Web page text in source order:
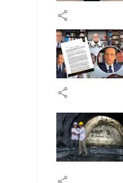
share
share